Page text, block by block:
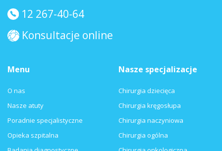
12 267-40-64
Konsultacje online
Nasze specjalizacje
Chirurgia dziecięca
Chirurgia kręgosłupa
Chirurgia naczyniowa
Chirurgia ogólna
Menu
O nas
Nasze atuty
Poradnie specjalistyczne
Opieka szpitalna